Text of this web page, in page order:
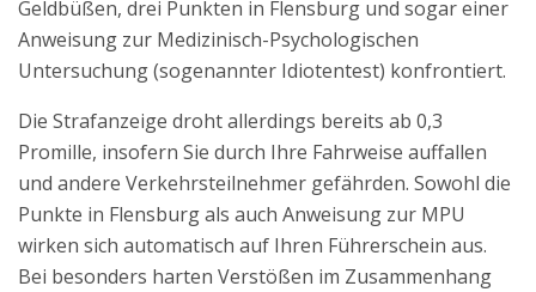
Geldbüßen, drei Punkten in Flensburg und sogar einer
Anweisung zur Medizinisch-Psychologischen
Untersuchung (sogenannter Idiotentest) konfrontiert.
Die Strafanzeige droht allerdings bereits ab 0,3
Promille, insofern Sie durch Ihre Fahrweise auffallen
und andere Verkehrsteilnehmer gefährden. Sowohl die
Punkte in Flensburg als auch Anweisung zur MPU
wirken sich automatisch auf Ihren Führerschein aus.
Bei besonders harten Verstößen im Zusammenhang